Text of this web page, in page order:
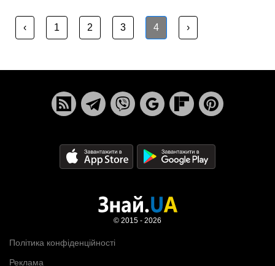
‹ 1 2 3 4 ›
Політика конфіденційності
Реклама
© 2015 - 2026